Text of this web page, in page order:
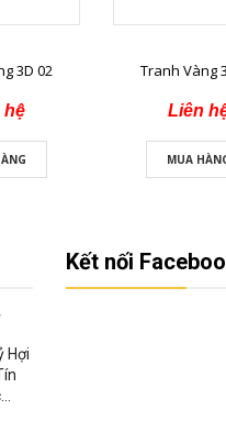
3D 02
hệ
Tranh Vàng
Liên
MUA
Hợi
Kết nối